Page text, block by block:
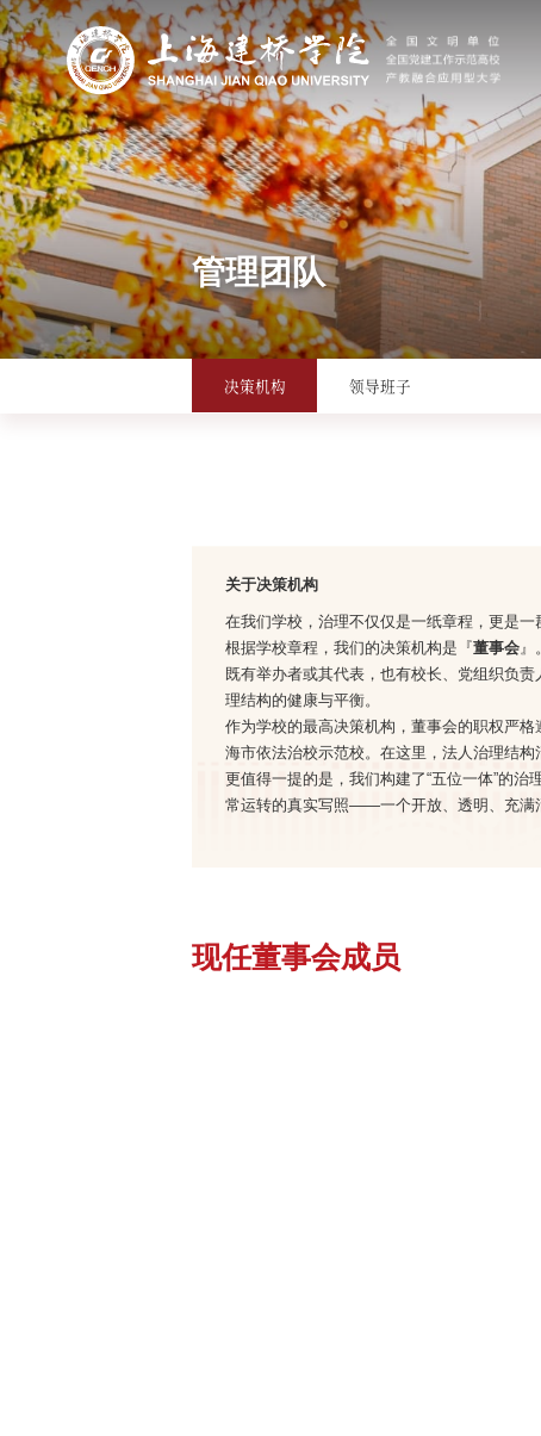
管理团队
决策机构 领导班子
关于决策机构
在我们学校，治理不仅仅是一纸章程，更是一
根据学校章程， 我们的决策机构是『 董事会』。
既有举办者或其代表，也有校长、党组织负
理结构的健康与平衡。
作为学校的最高决策机构，董事会的职权严
海市依法治校示范校。在这里，法人治理结构
更值得一提的是，我们构建了“五位一体”的
常运转的真实写照——一个开放、透明、充满
现任董事会成员